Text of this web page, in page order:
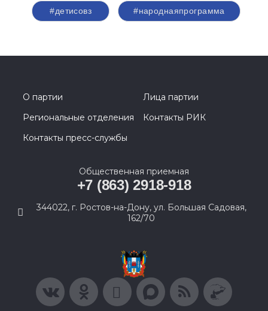
#детисовз #народнаяпрограмма
О партии
Лица партии
Региональные отделения
Контакты РИК
Контакты пресс-службы
Общественная приемная
+7 (863) 2918-918
344022, г. Ростов-на-Дону, ул. Большая Садовая,
162/70